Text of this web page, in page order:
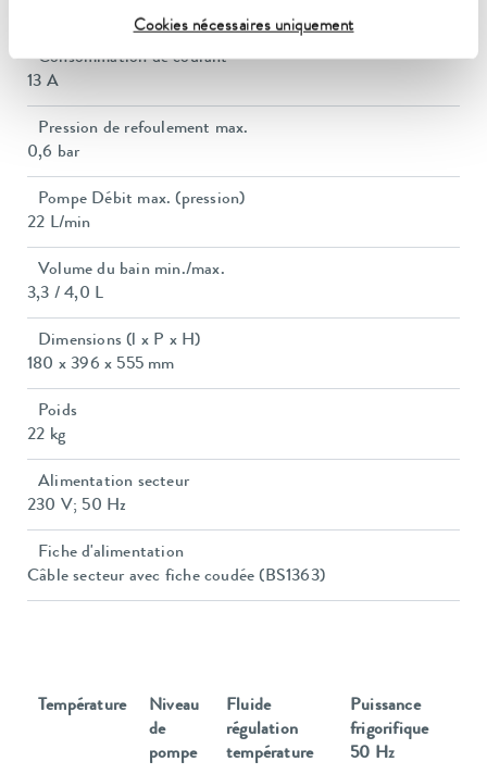
Cookies nécessaires uniquement
Consommation de courant
13 A
Pression de refoulement max.
0,6 bar
Pompe Débit max. (pression)
22 L/min
Volume du bain min./max.
3,3 / 4,0 L
Dimensions (l x P x H)
180 x 396 x 555 mm
Poids
22 kg
Alimentation secteur
230 V; 50 Hz
Fiche d'alimentation
Câble secteur avec fiche coudée (BS1363)
Température
Niveau
de
pompe
Fluide
régulation
température
Puissance
frigorifique
50 Hz